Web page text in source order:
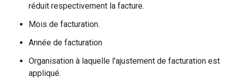
réduit respectivement la facture.
Mois de facturation.
Année de facturation
Organisation à laquelle l'ajustement de facturation est
appliqué.